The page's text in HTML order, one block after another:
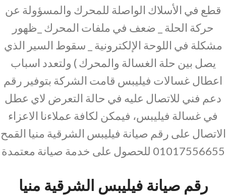
قطع في الأسلاك الواصلة للمحرك والمسؤولة عن
حركة الحلة _ ضعف في ملفات المحرك _ظهور
مشكلة في اللوحة الإلكترونية _ سقوط السير الذي
يصل بين حلة الغسالة والمحرك ) ولتعدد اسباب
اعطال غسالات فيليبس قامت الشركة بتوفير رقم
دعم فني للاتصال عليه في حالة التعرض لاي عطل
في غسالة فيليبس، فيمكن لكافة عملاءنا الاعزاء
الاتصال على رقم صيانة فيليبس الشرقية منيا القمح
01017556655 للحصول على خدمة صيانة معتمدة
رقم صيانة فيليبس الشرقية منيا